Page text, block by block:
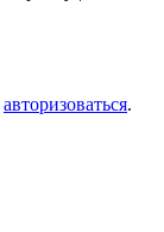
авторизоваться.